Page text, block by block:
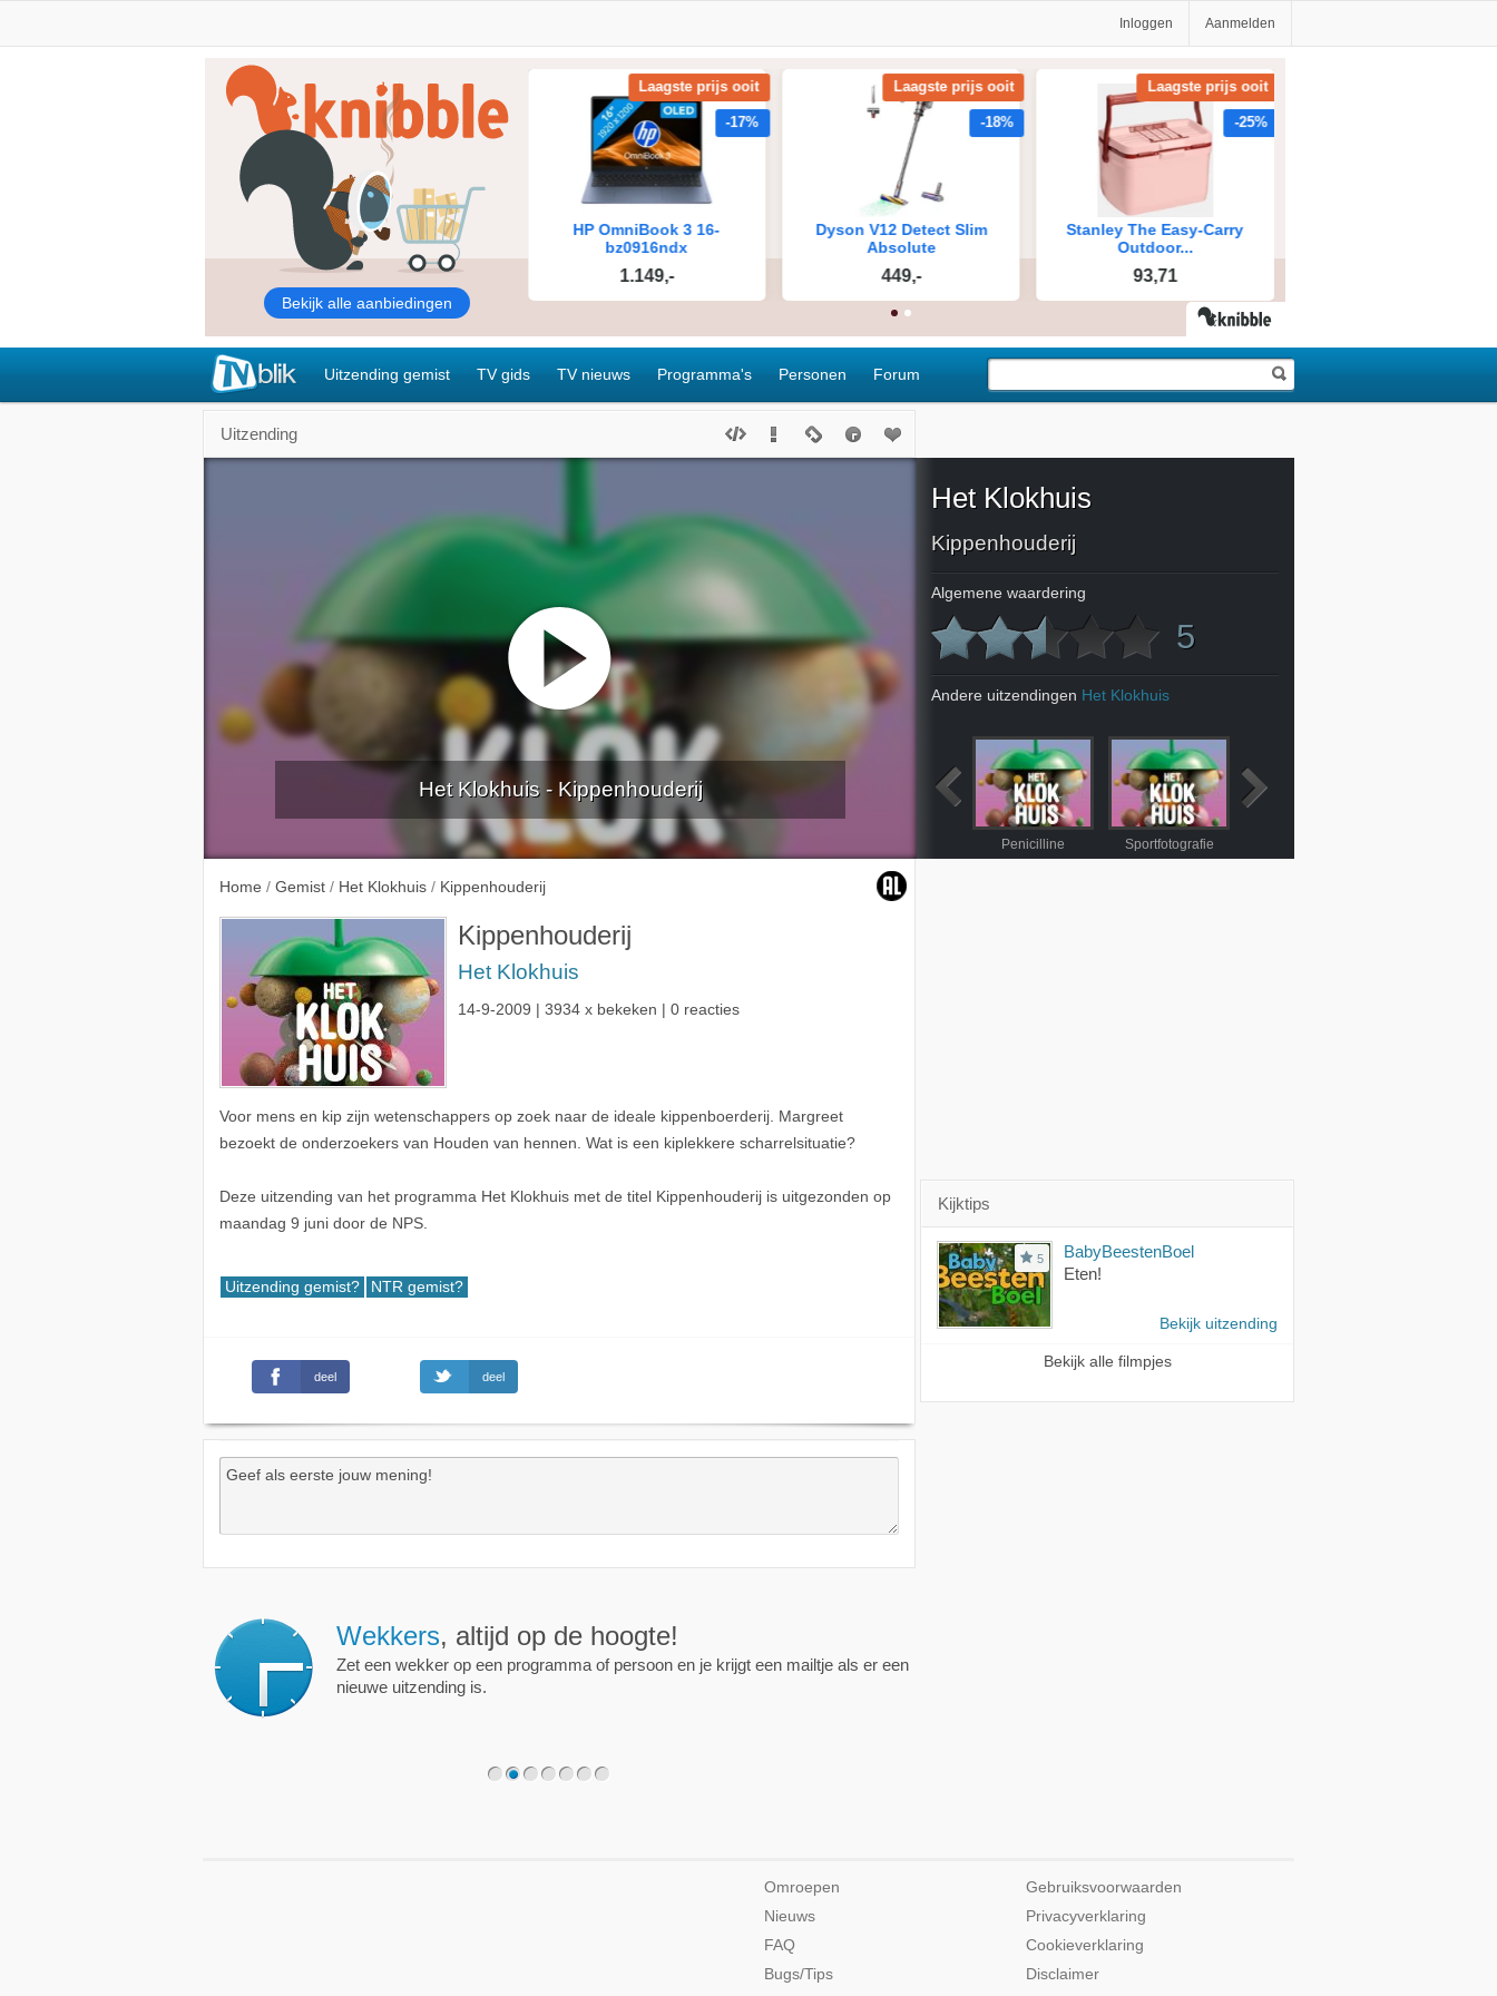
Inloggen Aanmelden
Uitzending gemist TV gids TV nieuws Programma's Personen Forum
Uitzending
Het Klokhuis - Kippenhouderij
Home / Gemist / Het Klokhuis / Kippenhouderij
Kippenhouderij
Het Klokhuis
14-9-2009 | 3934 x bekeken | 0 reacties
Voor mens en kip zijn wetenschappers op zoek naar de ideale kippenboerderij. Margreet
bezoekt de onderzoekers van Houden van hennen. Wat is een kiplekkere scharrelsituatie?
Deze uitzending van het programma Het Klokhuis met de titel Kippenhouderij is uitgezonden op
maandag 9 juni door de NPS.
Uitzending gemist? NTR gemist?
deel deel
Het Klokhuis
Kippenhouderij
Algemene waardering
5
Andere uitzendingen Het Klokhuis
Endoscopie Patula Berm Penicilline Sportfotografie
Kijktips
5
BabyBeestenBoel
Eten!
Bekijk uitzending
Bekijk alle filmpjes
Wekkers, altijd op de hoogte!
Zet een wekker op een programma of persoon en je krijgt een mailtje als er een
nieuwe uitzending is.
Omroepen
Nieuws
FAQ
Bugs/Tips
Gebruiksvoorwaarden
Privacyverklaring
Cookieverklaring
Disclaimer